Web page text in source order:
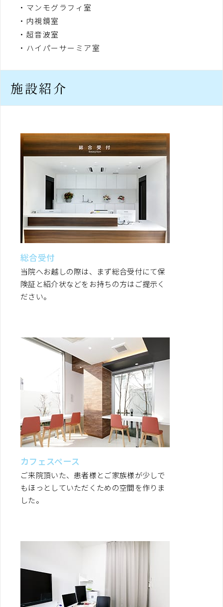
マンモグラフィ室
内視鏡室
超音波室
ハイパーサーミア室
施設紹介
総合受付
当院へお越しの際は、まず総合受付にて保
険証と紹介状などをお持ちの方はご提示く
ださい。
カフェスペース
ご来院頂いた、患者様とご家族様が少しで
もほっとしていただくための空間を作りま
した。